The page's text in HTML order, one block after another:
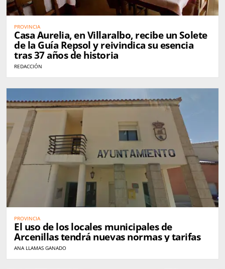
PROVINCIA
Casa Aurelia, en Villaralbo, recibe un Solete
de la Guía Repsol y reivindica su esencia
tras 37 años de historia
REDACCIÓN
PROVINCIA
El uso de los locales municipales de
Arcenillas tendrá nuevas normas y tarifas
ANA LLAMAS GANADO